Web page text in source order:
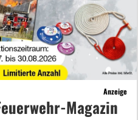
Anzeige
Magazin